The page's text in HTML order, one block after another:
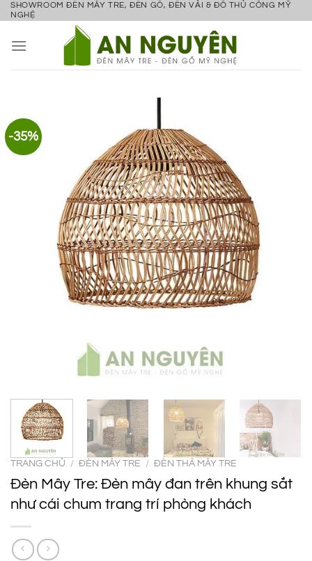
Bỏ
nội
SHOWROOM ĐÈN MÂY TRE, ĐÈN GỖ, ĐÈN VẢI & ĐỒ THỦ CÔNG MỸ
NGHỆ
-35%
TRANG CHỦ / ĐÈN MÂY TRE / ĐÈN THẢ MÂY TRE
Đèn Mây Tre: Đèn mây đan trên khung sắt
như cái chum trang trí phòng khách